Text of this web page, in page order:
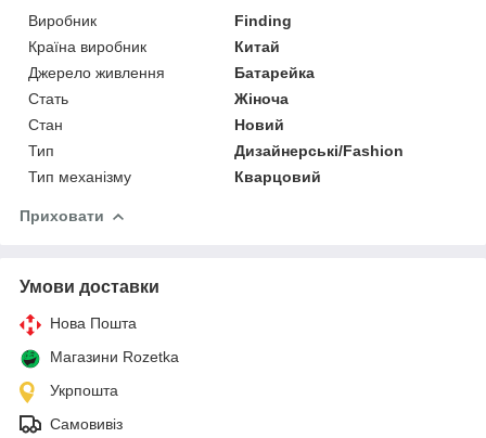
Виробник
Finding
Країна виробник
Китай
Джерело живлення
Батарейка
Стать
Жіноча
Стан
Новий
Тип
Дизайнерські/Fashion
Тип механізму
Кварцовий
Приховати
Умови доставки
Нова Пошта
Магазини Rozetka
Укрпошта
Самовивіз